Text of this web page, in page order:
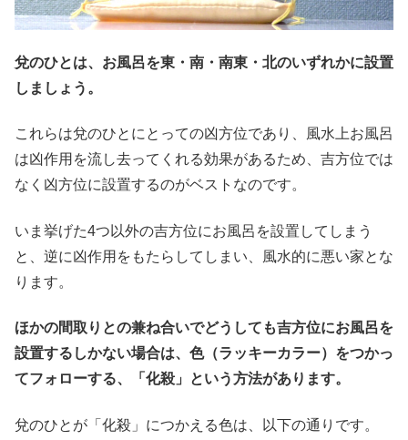
兌のひとは、お風呂を東・南・南東・北のいずれかに設置
しましょう。
これらは兌のひとにとっての凶方位であり、風水上お風呂
は凶作用を流し去ってくれる効果があるため、吉方位では
なく凶方位に設置するのがベストなのです。
いま挙げた4つ以外の吉方位にお風呂を設置してしまう
と、逆に凶作用をもたらしてしまい、風水的に悪い家とな
ります。
ほかの間取りとの兼ね合いでどうしても吉方位にお風呂を
設置するしかない場合は、色（ラッキーカラー）をつかっ
てフォローする、「化殺」という方法があります。
兌のひとが「化殺」につかえる色は、以下の通りです。